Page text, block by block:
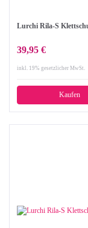
Lurchi Rila-S
39,95 €
inkl. 19% gesetzlicher MwSt.
Kaufen